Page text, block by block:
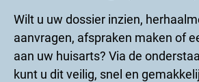
Wilt u uw dossier inzien,
aanvragen, afspraken maken of
aan uw huisarts? Via de
kunt u dit veilig, snel en